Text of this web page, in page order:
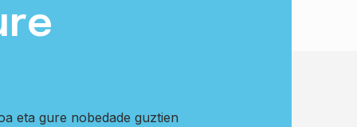
eta gure nobedade guztien